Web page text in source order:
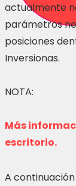
actualmente
parámetros
posiciones
Inversionas.
NOTA:
Más
escritorio.
A